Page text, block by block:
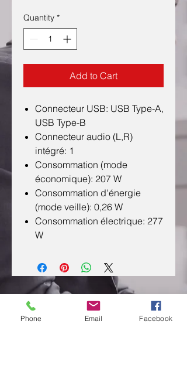
Quantity *
Add to Cart
Connecteur USB: USB Type-A,
USB Type-B
Connecteur audio (L,R)
intégré: 1
Consommation (mode
économique): 207 W
Consommation d'énergie
(mode veille): 0,26 W
Consommation électrique: 277
W
CONTACTEZ NOUS
Phone Email Facebook